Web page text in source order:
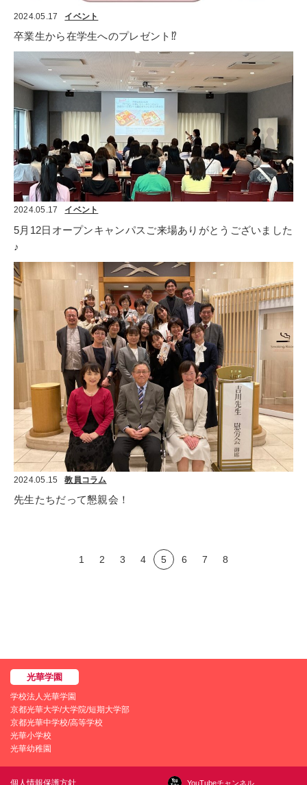
2024.05.17 イベント
卒業生から在学生へのプレゼント⁉
2024.05.17 イベント
5月12日オープンキャンパスご来場ありがとうございました
♪
2024.05.15 教員コラム
先生たちだって懇親会！
1 2 3 4 5 6 7 8
学校法人光華学園
京都光華大学/大学院/短期大学部
京都光華中学校/高等学校
光華小学校
光華幼稚園
YouTubeチャンネル